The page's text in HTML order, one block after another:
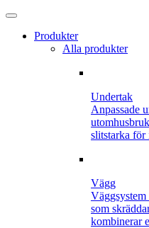
Produkter
Alla produkter
Undertak
Anpassade
slitstarka för
Vägg
som
kombinerar